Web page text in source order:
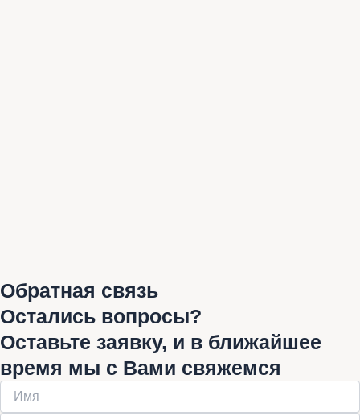
Обратная связь
Остались вопросы?
Оставьте заявку, и в ближайшее
время мы с Вами свяжемся